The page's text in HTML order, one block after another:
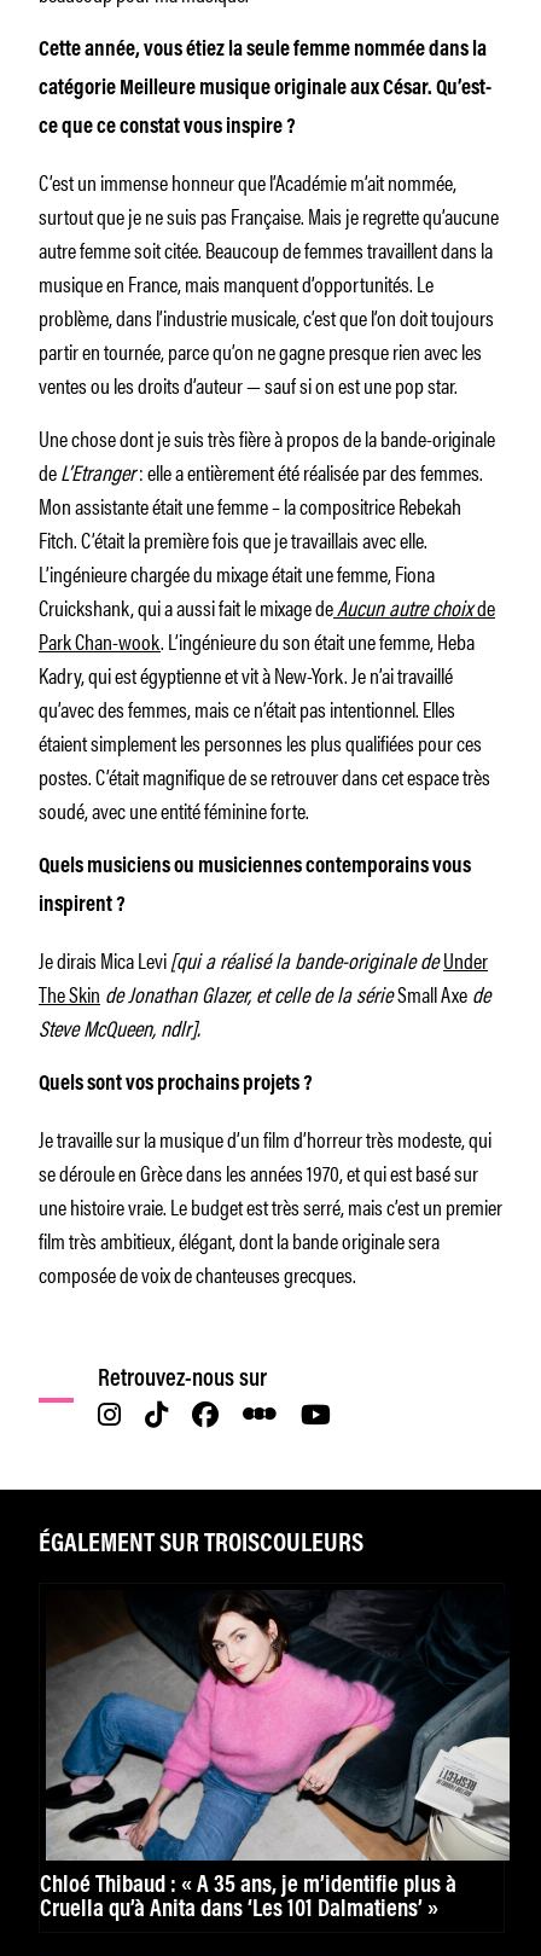
Cette année, vous étiez la seule femme nommée dans la
catégorie Meilleure musique originale aux César. Qu’est-
ce que ce constat vous inspire ?
C’est un immense honneur que l’Académie m’ait nommée,
surtout que je ne suis pas Française. Mais je regrette qu’aucune
autre femme soit citée. Beaucoup de femmes travaillent dans la
musique en France, mais manquent d’opportunités. Le
problème, dans l’industrie musicale, c’est que l’on doit toujours
partir en tournée, parce qu’on ne gagne presque rien avec les
ventes ou les droits d’auteur — sauf si on est une pop star.
Une chose dont je suis très fière à propos de la bande-originale
deL’Etranger: elle a entièrement été réalisée par des femmes.
Mon assistante était une femme – la compositrice Rebekah
Fitch. C’était la première fois que je travaillais avec elle.
L’ingénieure chargée du mixage était une femme, Fiona
Cruickshank, qui a aussi fait le mixage deAucun autre choixde
Park Chan-wook. L’ingénieure du son était une femme, Heba
Kadry, qui est égyptienne et vit à New-York. Je n’ai travaillé
qu’avec des femmes, mais ce n’était pas intentionnel. Elles
étaient simplement les personnes les plus qualifiées pour ces
postes. C’était magnifique de se retrouver dans cet espace très
soudé, avec une entité féminine forte.
Quels musiciens ou musiciennes contemporains vous
inspirent ?
Je dirais Mica Levi[qui a réalisé la bande-originale deUnder
The Skin de Jonathan Glazer, et celle de la sérieSmall Axede
Steve McQueen, ndlr].
Quels sont vos prochains projets ?
Je travaille sur la musique d’un film d’horreur très modeste, qui
se déroule en Grèce dans les années 1970, et qui est basé sur
une histoire vraie. Le budget est très serré, mais c’est un premier
film très ambitieux, élégant, dont la bande originale sera
composée de voix de chanteuses grecques.
Retrouvez-nous sur
ÉGALEMENT SUR TROISCOULEURS
Chloé Thibaud : « À 35 ans, je m’identifie plus à
Cruella qu’à Anita dans ‘Les 101 Dalmatiens’ »